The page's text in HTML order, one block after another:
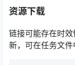
资源下载
链接可能存在时
新，可在任务文件